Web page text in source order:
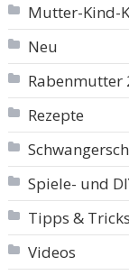
Mutter-Kind-
Neu
Rabenmutter
Rezepte
Spiele- und
Tipps & Tricks
Videos